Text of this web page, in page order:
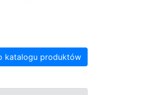
katalogu produktów